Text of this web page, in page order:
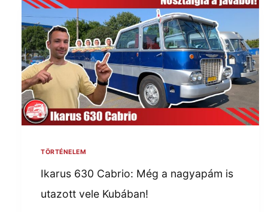
TÖRTÉNELEM
Ikarus 630 Cabrio: Még a nagyapám is
utazott vele Kubában!